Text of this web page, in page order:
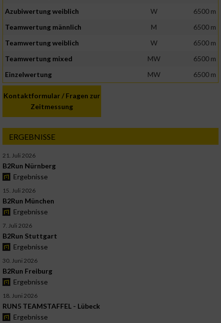
Azubiwertung weiblich
W
6500 m
Teamwertung männlich
M
6500 m
Teamwertung weiblich
W
6500 m
Teamwertung mixed
MW
6500 m
Einzelwertung
MW 6500 m
Kontaktformular / Fragen zur
Zeitmessung
ERGEBNISSE
21. Juli 2026
B2Run Nürnberg
Ergebnisse
15. Juli 2026
B2Run München
Ergebnisse
7. Juli 2026
B2Run Stuttgart
Ergebnisse
30. Juni 2026
B2Run Freiburg
Ergebnisse
18. Juni 2026
RUN5 TEAMSTAFFEL - Lübeck
Ergebnisse